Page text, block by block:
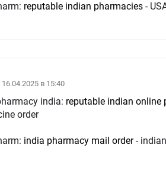
reputable indian pharmacies -
16.04.2025 в 15:40
india: reputable indian online
order
india pharmacy mail order-